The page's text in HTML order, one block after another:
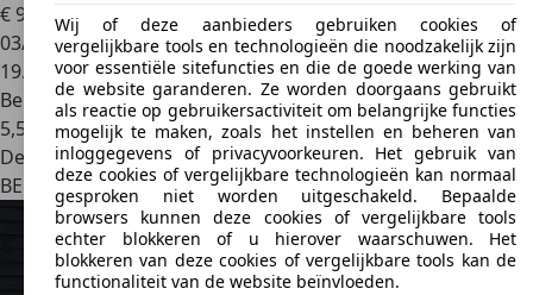
€ 9.899
03/2018
19.242 km
Benzine
5,5 l/100 km (comb.)
Dealer
BE 1000Brussel
Wij of deze aanbieders gebruiken cookies of
vergelijkbare tools en technologieën die noodzakelijk zijn
voor essentiële sitefuncties en die de goede werking van
de website garanderen. Ze worden doorgaans gebruikt
als reactie op gebruikersactiviteit om belangrijke functies
mogelijk te maken, zoals het instellen en beheren van
inloggegevens of privacyvoorkeuren. Het gebruik van
deze cookies of vergelijkbare technologieën kan normaal
gesproken niet worden uitgeschakeld. Bepaalde
browsers kunnen deze cookies of vergelijkbare tools
echter blokkeren of u hierover waarschuwen. Het
blokkeren van deze cookies of vergelijkbare tools kan de
functionaliteit van de website beïnvloeden.